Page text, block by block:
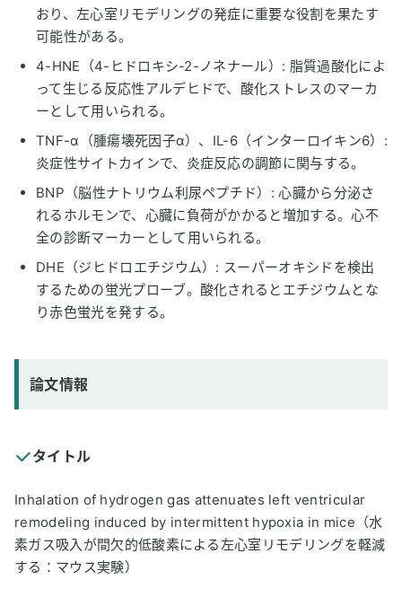
おり、左心室リモデリングの発症に重要な役割を果たす
可能性がある。
4-HNE（4-ヒドロキシ-2-ノネナール）: 脂質過酸化によ
って生じる反応性アルデヒドで、酸化ストレスのマーカ
ーとして用いられる。
TNF-α（腫瘍壊死因子α）、IL-6（インターロイキン6）:
炎症性サイトカインで、炎症反応の調節に関与する。
BNP（脳性ナトリウム利尿ペプチド）: 心臓から分泌さ
れるホルモンで、心臓に負荷がかかると増加する。心不
全の診断マーカーとして用いられる。
DHE（ジヒドロエチジウム）: スーパーオキシドを検出
するための蛍光プローブ。酸化されるとエチジウムとな
り赤色蛍光を発する。
論文情報
タイトル
Inhalation of hydrogen gas attenuates left ventricular
remodeling induced by intermittent hypoxia in mice（水
素ガス吸入が間欠的低酸素による左心室リモデリングを軽減
する：マウス実験）